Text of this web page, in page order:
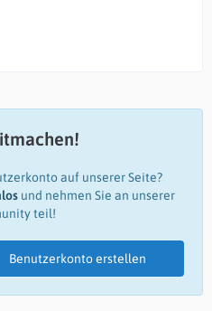
auf unserer Seite?
und nehmen Sie an unserer
teil!
Benutzerkonto erstellen